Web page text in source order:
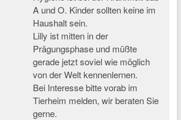
A und O. Kinder sollten keine im
Haushalt sein.
Lilly ist mitten in der
Prägungsphase und müßte
gerade jetzt soviel wie möglich
von der Welt kennenlernen.
Bei Interesse bitte vorab im
Tierheim melden, wir beraten Sie
gerne.